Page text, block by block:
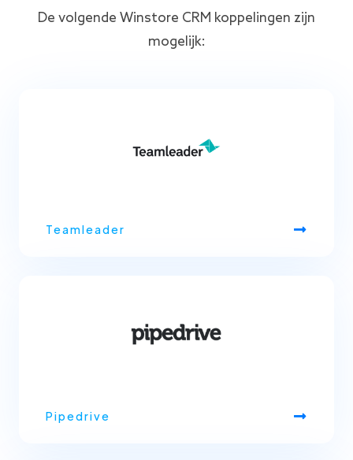
De volgende Winstore CRM koppelingen zijn
mogelijk:
Teamleader
Pipedrive